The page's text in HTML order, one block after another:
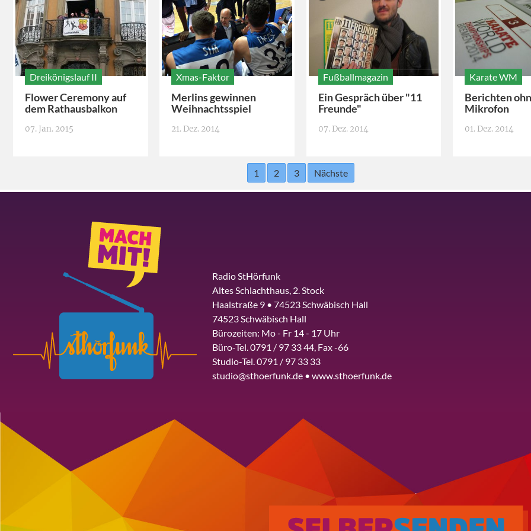
Dreikönigslauf II
Flower Ceremony auf
dem Rathausbalkon
07. Jan. 2015
Xmas-Faktor
Merlins gewinnen
Weihnachtsspiel
21. Dez. 2014
Fußballmagazin
Ein Gespräch über "11
Freunde"
07. Dez. 2014
Karate WM
Berichten
Mikrofon
01. Dez. 2014
1 2 3 Nächste
Radio StHörfunk
Altes Schlachthaus, 2. Stock
Haalstraße 9 • 74523 Schwäbisch Hall
74523 Schwäbisch Hall
Bürozeiten: Mo - Fr 14 - 17 Uhr
Büro-Tel. 0791 / 97 33 44, Fax -66
Studio-Tel. 0791 / 97 33 33
studio@sthoerfunk.de • www.sthoerfunk.de